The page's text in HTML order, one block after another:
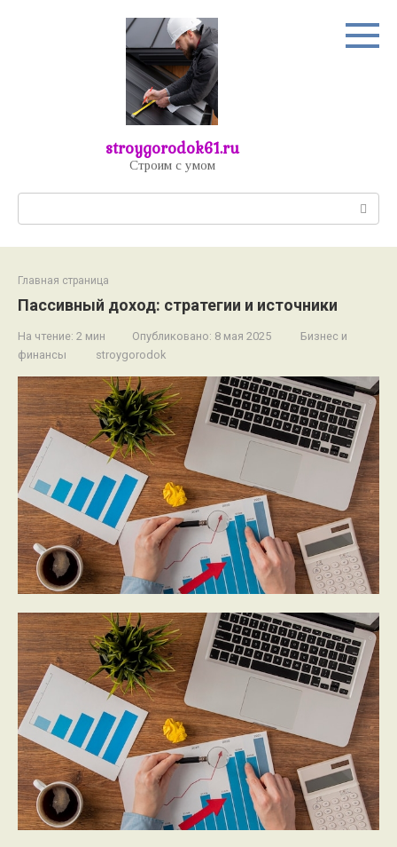
stroygorodok61.ru
Строим с умом
Главная страница
Пассивный доход: стратегии и источники
На чтение: 2 мин Опубликовано: 8 мая 2025
Бизнес и
финансы
stroygorodok